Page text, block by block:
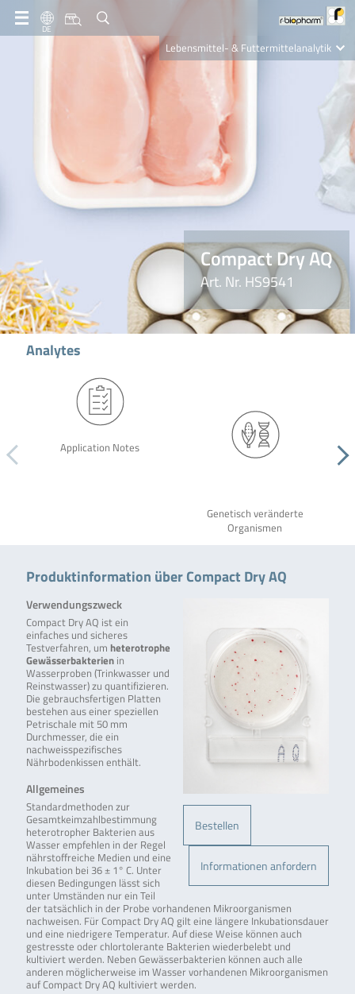
DE
Lebensmittel- & Futtermittelanalytik
Clinical Diagnostics
R-Biopharm AG
Nutrition Care
Compact Dry AQ
Art. Nr. HS9541
Analytes
Application Notes
Genetisch veränderte
Organismen
Produktinformation über Compact Dry AQ
Bestellen
Informationen anfordern
Verwendungszweck
Compact Dry AQ ist ein
einfaches und sicheres
Testverfahren, um heterotrophe
Gewässerbakterienin
Wasserproben (Trinkwasser und
Reinstwasser) zu quantifizieren.
Die gebrauchsfertigen Platten
bestehen aus einer speziellen
Petrischale mit 50 mm
Durchmesser, die ein
nachweisspezifisches
Nährbodenkissen enthält.
Allgemeines
Standardmethoden zur
Gesamtkeimzahlbestimmung
heterotropher Bakterien aus
Wasser empfehlen in der Regel
nährstoffreiche Medien und eine
Inkubation bei 36 ± 1° C. Unter
diesen Bedingungen lässt sich
unter Umständen nur ein Teil
der tatsächlich in der Probe vorhandenen Mikroorganismen
nachweisen. Für Compact Dry AQ gilt eine längere Inkubationsdauer
und eine niedrigere Temperatur. Auf diese Weise können auch
gestresste oder chlortolerante Bakterien wiederbelebt und
kultiviert werden. Neben Gewässerbakterien können auch alle
anderen möglicherweise im Wasser vorhandenen Mikroorganismen
auf Compact Dry AQ kultiviert werden.